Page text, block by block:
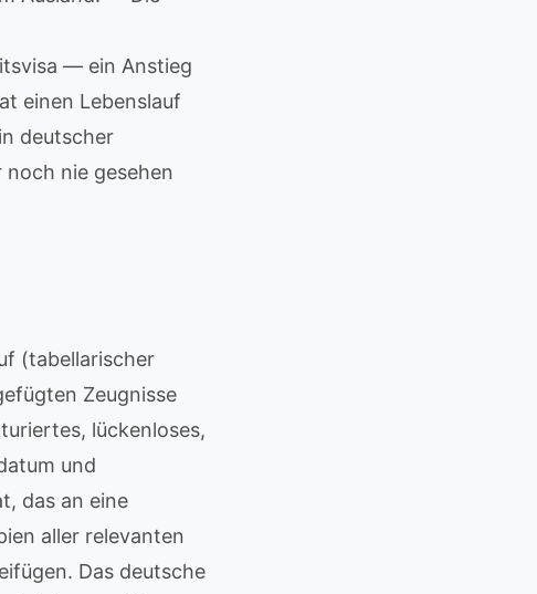
— ein Anstieg
einen Lebenslauf
deutscher
nie gesehen
(tabellarischer
Zeugnisse
lückenloses,
und
das an eine
aller relevanten
Das deutsche